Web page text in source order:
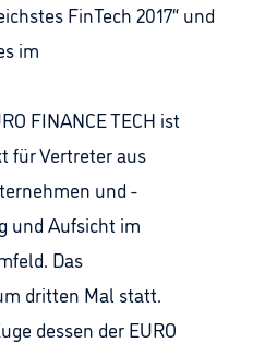
FinTech 2017“ und
im
FINANCE TECH ist
für Vertreter aus
und -
und Aufsicht im
Das
dritten Mal statt.
dessen der EURO